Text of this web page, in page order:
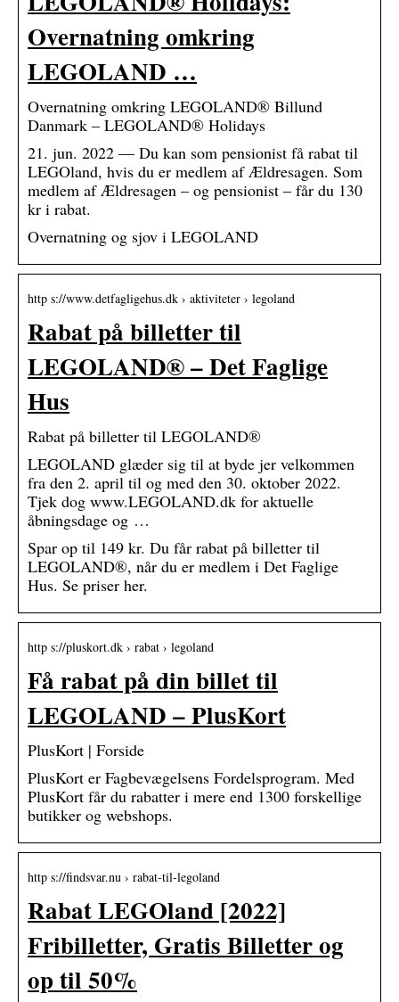
Overnatning omkring
LEGOLAND …
Overnatning omkring LEGOLAND® Billund
Danmark – LEGOLAND® Holidays
21. jun. 2022 — Du kan som pensionist få rabat til
LEGOland, hvis du er medlem af Ældresagen. Som
medlem af Ældresagen – og pensionist – får du 130
kr i rabat.
Overnatning og sjov i LEGOLAND
http s://www.detfagligehus.dk › aktiviteter › legoland
Rabat på billetter til
LEGOLAND® – Det Faglige
Hus
Rabat på billetter til LEGOLAND®
LEGOLAND glæder sig til at byde jer velkommen
fra den 2. april til og med den 30. oktober 2022.
Tjek dog www.LEGOLAND.dk for aktuelle
åbningsdage og …
Spar op til 149 kr. Du får rabat på billetter til
LEGOLAND®, når du er medlem i Det Faglige
Hus. Se priser her.
http s://pluskort.dk › rabat › legoland
Få rabat på din billet til
LEGOLAND – PlusKort
PlusKort | Forside
PlusKort er Fagbevægelsens Fordelsprogram. Med
PlusKort får du rabatter i mere end 1300 forskellige
butikker og webshops.
http s://findsvar.nu › rabat-til-legoland
Rabat LEGOland [2022]
Fribilletter, Gratis Billetter og
op til 50%